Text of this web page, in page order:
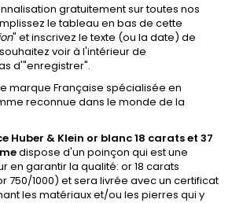
gratuitement sur toutes nos
le tableau en bas de cette
" et inscrivez le texte (ou la date) de
voir à l'intérieur de
d'"enregistrer".
marque Française spécialisée en
reconnue dans le monde de la
Huber & Klein or blanc 18 carats et 37
dispose d'un poinçon qui est une
en garantir la qualité: or 18 carats
750/1000) et sera livrée avec un certificat
les matériaux et/ou les pierres qui y